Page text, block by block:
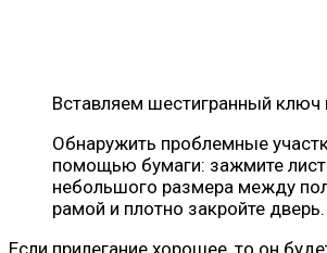
Вставляем шестигранный ключ
Обнаружить проблемные
помощью бумаги: зажмите лист
небольшого размера между
рамой и плотно закройте дверь.